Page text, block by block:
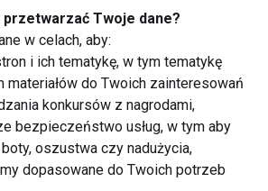
Pokaż więcej
Twoje dane?
w celach, aby:
i ich tematykę, w tym tematykę
materiałów do Twoich zainteresowań
konkursów z nagrodami,
bezpieczeństwo usług, w tym aby
oszustwa czy nadużycia,
dopasowane do Twoich potrzeb